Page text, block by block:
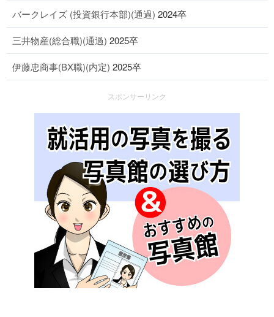
バークレイズ (投資銀行本部)(通過) 2024卒
三井物産(総合職)(通過) 2025卒
伊藤忠商事(BX職)(内定) 2025卒
スポンサーリンク